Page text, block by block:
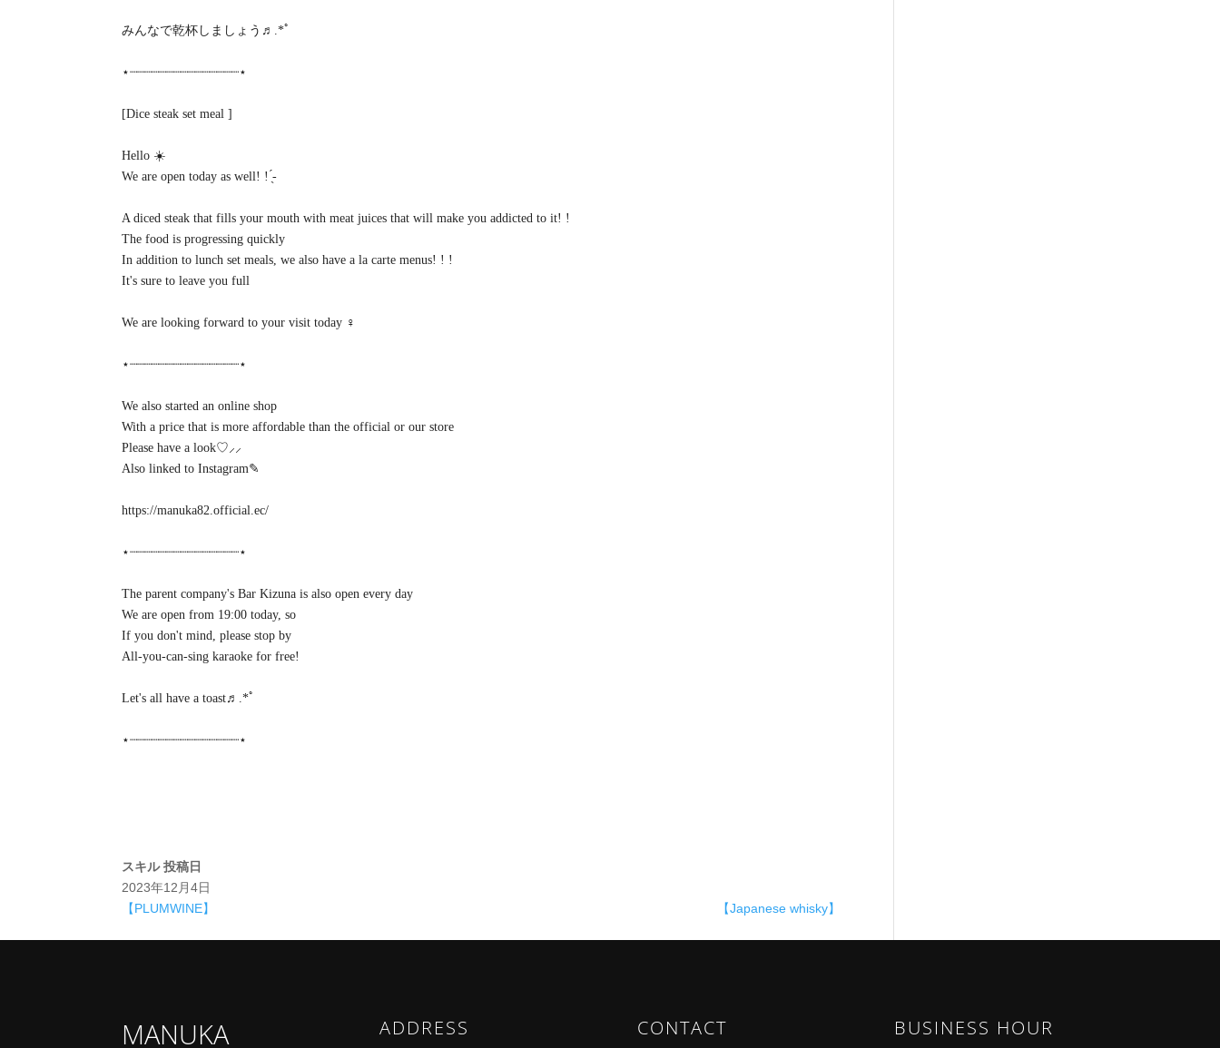
みんなで乾杯しましょう♬.*ﾟ
⋆┈┈┈┈┈┈┈┈┈┈┈┈┈┈┈⋆
[Dice steak set meal ]
Hello ☀️
We are open today as well! ! ̖́-
A diced steak that fills your mouth with meat juices that will make you addicted to it! !
The food is progressing quickly
In addition to lunch set meals, we also have a la carte menus! ! !
It's sure to leave you full
We are looking forward to your visit today ‍♀️
⋆┈┈┈┈┈┈┈┈┈┈┈┈┈┈┈⋆
We also started an online shop
With a price that is more affordable than the official or our store
Please have a look♡⸝⸝
Also linked to Instagram✎
https://manuka82.official.ec/
⋆┈┈┈┈┈┈┈┈┈┈┈┈┈┈┈⋆
The parent company's Bar Kizuna is also open every day
We are open from 19:00 today, so ⁡
If you don't mind, please stop by ⁡
All-you-can-sing karaoke for free!
Let's all have a toast♬.*ﾟ
⋆┈┈┈┈┈┈┈┈┈┈┈┈┈┈┈⋆
スキル 投稿日
2023年12月4日
【PLUMWINE】
【Japanese whisky】
MANUKA ADDRESS CONTACT BUSINESS HOUR